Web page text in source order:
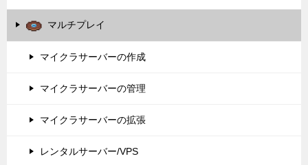
マルチプレイ
マイクラサーバーの作成
マイクラサーバーの管理
マイクラサーバーの拡張
レンタルサーバー/VPS